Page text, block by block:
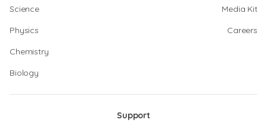
Science
Physics
Chemistry
Biology
Media Kit
Careers
Support